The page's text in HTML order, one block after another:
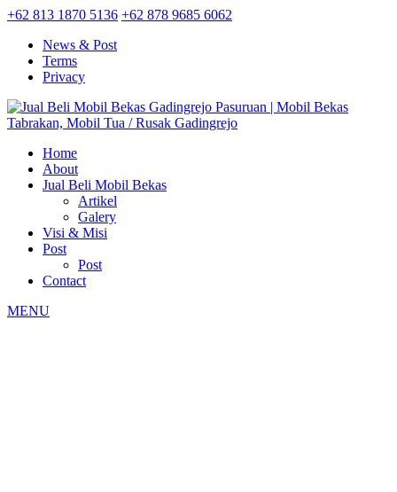
+62 813 1870 5136 +62 878 9685 6062
News & Post
Terms
Privacy
Home
About
Jual Beli Mobil Bekas
Artikel
Galery
Visi & Misi
Post
Post
Contact
MENU